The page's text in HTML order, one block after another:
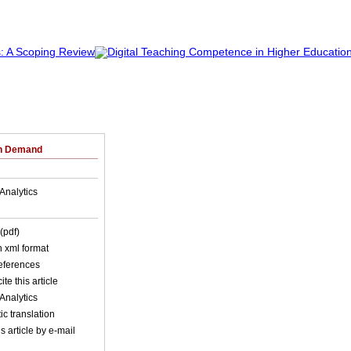
Demand
xml format
this article
translation
article by e-mail